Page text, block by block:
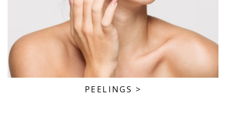
PEELINGS >